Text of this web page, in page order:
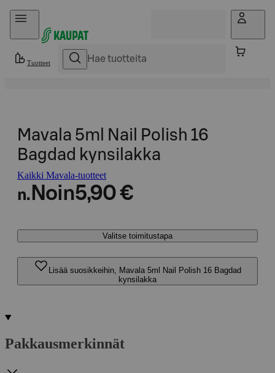
Hyppää sisältöön
Tuotteet
Mavala 5ml Nail Polish 16
Bagdad kynsilakka
Kaikki Mavala-tuotteet
n. Noin5,90 €
Valitse toimitustapa
Lisää suosikkeihin, Mavala 5ml Nail Polish 16 Bagdad
kynsilakka
Pakkausmerkinnät